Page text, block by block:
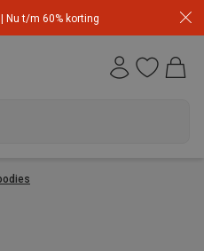
Nu t/m 60% korting